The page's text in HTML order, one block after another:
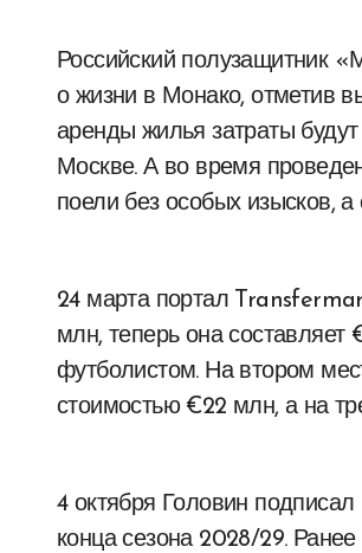
Российский полузащитник «Монако» Александр Головин поделился своими впечатлениями
о жизни в Монако, отметив
аренды жилья затраты
Москве. А во время
поели без особых изысков,
24 марта портал
млн, теперь она
футболистом. На втором
стоимостью €22 млн, а на
4 октября Головин
конца сезона 2028/29.